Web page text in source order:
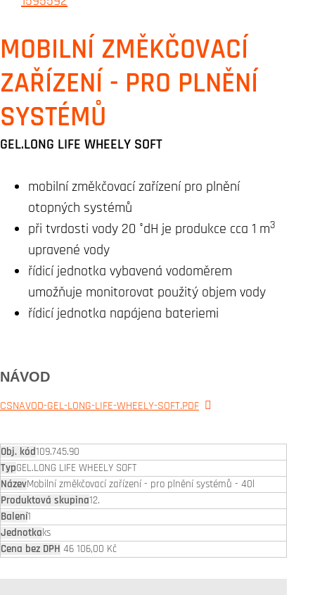
MOBILNÍ ZMĚKČOVACÍ
ZAŘÍZENÍ - PRO PLNĚNÍ
SYSTÉMŮ
GEL.LONG LIFE WHEELY SOFT
mobilní změkčovací zařízení pro plnění
otopných systémů
při tvrdosti vody 20 °dH je produkce cca 1 m3
upravené vody
řídicí jednotka vybavená vodoměrem
umožňuje monitorovat použitý objem vody
řídicí jednotka napájena bateriemi
NÁVOD
CSNAVOD-GEL-LONG-LIFE-WHEELY-SOFT.PDF
109.745.90
GEL.LONG LIFE WHEELY SOFT
Mobilní změkčovací zařízení - pro plnění systémů - 40l
12.
1
ks
46 106,00 Kč